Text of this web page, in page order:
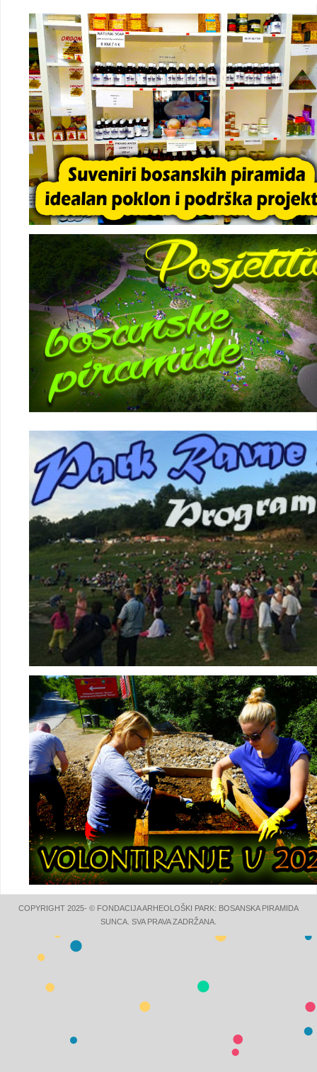
COPYRIGHT 2025- © FONDACIJA ARHEOLOŠKI PARK: BOSANSKA PIRAMIDA
SUNCA. SVA PRAVA ZADRŽANA.